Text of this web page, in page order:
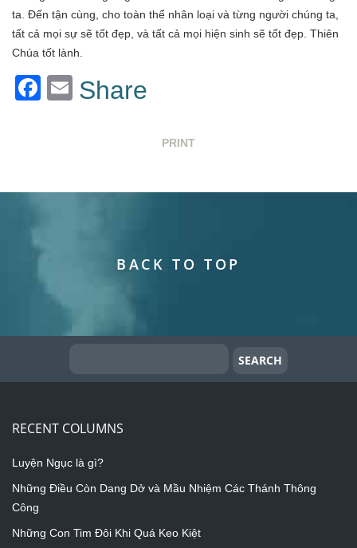
ta. Đến tận cùng, cho toàn thể nhân loại và từng người chúng ta,
tất cả mọi sự sẽ tốt đẹp, và tất cả mọi hiện sinh sẽ tốt đẹp. Thiên
Chúa tốt lành.
Facebook
Email
Share
PRINT
BACK TO TOP
RECENT COLUMNS
Luyện Ngục là gì?
Những Điều Còn Dang Dở và Mầu Nhiệm Các Thánh Thông
Công
Những Con Tim Đôi Khi Quá Keo Kiệt